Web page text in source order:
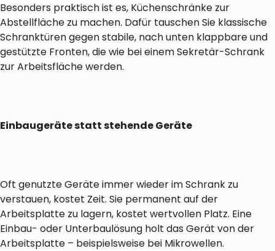
Besonders praktisch ist es, Küchenschränke zur
Abstellfläche zu machen. Dafür tauschen Sie klassische
Schranktüren gegen stabile, nach unten klappbare und
gestützte Fronten, die wie bei einem Sekretär-Schrank
zur Arbeitsfläche werden.
Einbaugeräte statt stehende Geräte
Oft genutzte Geräte immer wieder im Schrank zu
verstauen, kostet Zeit. Sie permanent auf der
Arbeitsplatte zu lagern, kostet wertvollen Platz. Eine
Einbau- oder Unterbaulösung holt das Gerät von der
Arbeitsplatte – beispielsweise bei Mikrowellen.